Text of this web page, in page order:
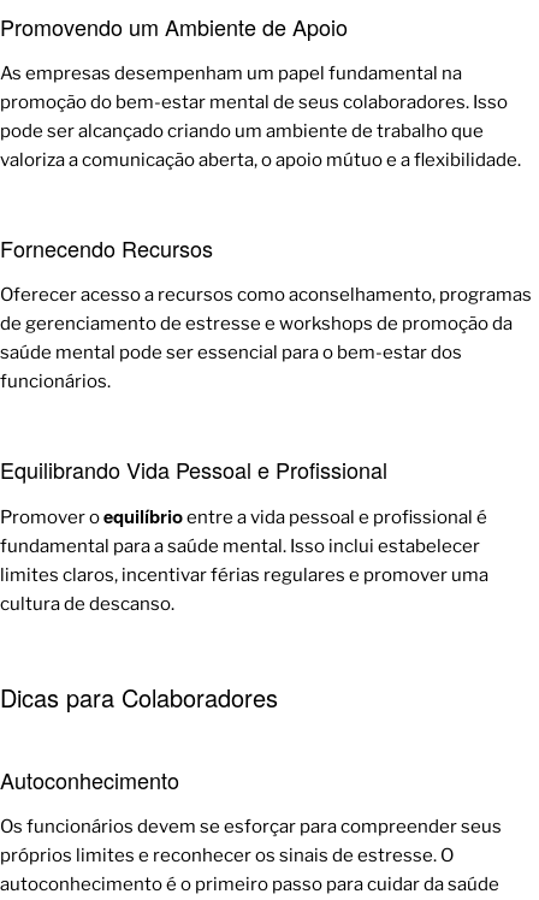
Promovendo um Ambiente de Apoio
As empresas desempenham um papel fundamental na
promoção do bem-estar mental de seus colaboradores. Isso
pode ser alcançado criando um ambiente de trabalho que
valoriza a comunicação aberta, o apoio mútuo e a flexibilidade.
Fornecendo Recursos
Oferecer acesso a recursos como aconselhamento, programas
de gerenciamento de estresse e workshops de promoção da
saúde mental pode ser essencial para o bem-estar dos
funcionários.
Equilibrando Vida Pessoal e Profissional
Promover oequilíbrioentre a vida pessoal e profissional é
fundamental para a saúde mental. Isso inclui estabelecer
limites claros, incentivar férias regulares e promover uma
cultura de descanso.
Dicas para Colaboradores
Autoconhecimento
Os funcionários devem se esforçar para compreender seus
próprios limites e reconhecer os sinais de estresse. O
autoconhecimento é o primeiro passo para cuidar da saúde